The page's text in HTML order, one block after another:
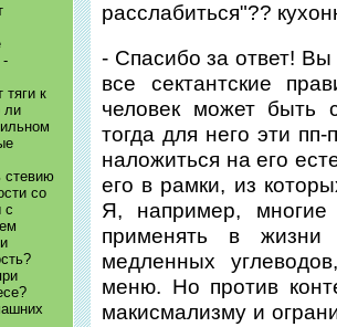
-
тяги к
ли
стевию
со
с
расслабиться"??
- Спасибо за ответ!
все сектантские
человек может быть
тогда для него эти
наложиться на его
его в рамки, из
Я, например,
применять в жизни
медленных
меню. Но против
макисмализму и